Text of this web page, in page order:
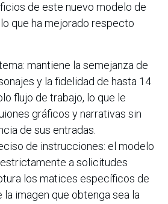
de este nuevo modelo de
que ha mejorado respecto
mantiene la semejanza de
y la fidelidad de hasta 14
flujo de trabajo, lo que le
gráficos y narrativas sin
de sus entradas.
de instrucciones: el modelo
a solicitudes
los matices específicos de
la imagen que obtenga sea la